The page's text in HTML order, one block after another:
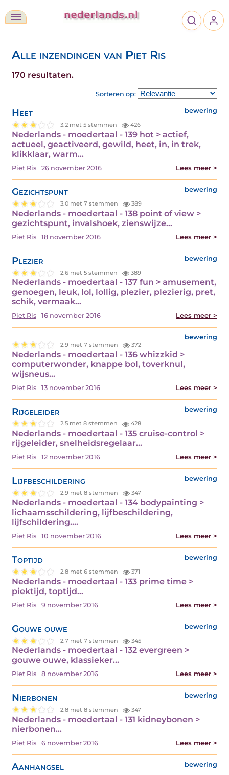
Alle inzendingen van Piet Ris
170 resultaten.
Sorteren op:
Heet bewering
3.2 met 5 stemmen 426
Nederlands - moedertaal - 139 hot > actief,
actueel, geactiveerd, gewild, heet, in, in trek,
klikklaar, warm…
Piet Ris 26 november 2016 Lees meer >
Gezichtspunt bewering
3.0 met 7 stemmen 389
Nederlands - moedertaal - 138 point of view >
gezichtspunt, invalshoek, zienswijze…
Piet Ris 18 november 2016 Lees meer >
Plezier bewering
2.6 met 5 stemmen 389
Nederlands - moedertaal - 137 fun > amusement,
genoegen, leuk, lol, lollig, plezier, plezierig, pret,
schik, vermaak…
Piet Ris 16 november 2016 Lees meer >
bewering
2.9 met 7 stemmen 372
Nederlands - moedertaal - 136 whizzkid >
computerwonder, knappe bol, toverknul,
wijsneus…
Piet Ris 13 november 2016 Lees meer >
Rijgeleider bewering
2.5 met 8 stemmen 428
Nederlands - moedertaal - 135 cruise-control >
rijgeleider, snelheidsregelaar…
Piet Ris 12 november 2016 Lees meer >
Lijfbeschildering bewering
2.9 met 8 stemmen 347
Nederlands - moedertaal - 134 bodypainting >
lichaamsschildering, lijfbeschildering,
lijfschildering.…
Piet Ris 10 november 2016 Lees meer >
Toptijd bewering
2.8 met 6 stemmen 371
Nederlands - moedertaal - 133 prime time >
piektijd, toptijd…
Piet Ris 9 november 2016 Lees meer >
Gouwe ouwe bewering
2.7 met 7 stemmen 345
Nederlands - moedertaal - 132 evergreen >
gouwe ouwe, klassieker…
Piet Ris 8 november 2016 Lees meer >
Nierbonen bewering
2.8 met 8 stemmen 347
Nederlands - moedertaal - 131 kidneybonen >
nierbonen…
Piet Ris 6 november 2016 Lees meer >
Aanhangsel bewering